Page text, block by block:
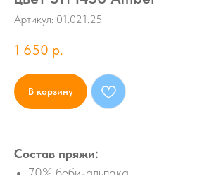
Артикул: 01.021.25
1 650 р.
В корзину
Состав пряжи: